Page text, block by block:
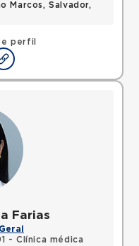
perfil
Marcos, Salvador,
Farias
- Clínica médica